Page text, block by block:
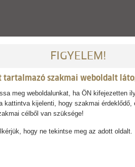
kezelt twill anyag nagyon jó
vadászat, koronglövészet
FIGYELEM!
tartalmazó szakmai weboldalt
meg weboldalunkat, ha ÖN kifejezetten
kattintva kijelenti, hogy szakmai
célből van szüksége!
hogy ne tekintse meg az adott oldalt.